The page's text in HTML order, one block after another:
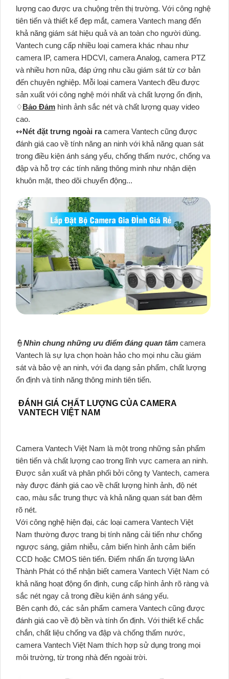
lượng cao được ưa chuộng trên thị trường. Với công nghệ
tiên tiến và thiết kế đẹp mắt, camera Vantech mang đến
khả năng giám sát hiệu quả và an toàn cho người dùng.
Vantech cung cấp nhiều loại camera khác nhau như
camera IP, camera HDCVI, camera Analog, camera PTZ
và nhiều hơn nữa, đáp ứng nhu cầu giám sát từ cơ bản
đến chuyên nghiệp. Mỗi loại camera Vantech đều được
sản xuất với công nghệ mới nhất và chất lượng ổn định,
♢Bảo Đảm hình ảnh sắc nét và chất lượng quay video
cao.
↭Nét đặt trưng ngoài racamera Vantech cũng được
đánh giá cao về tính năng an ninh với khả năng quan sát
trong điều kiện ánh sáng yếu, chống thấm nước, chống va
đập và hỗ trợ các tính năng thông minh như nhận diện
khuôn mặt, theo dõi chuyển động...
👮Nhìn chung những ưu điểm đáng quan tâm camera
Vantech là sự lựa chọn hoàn hảo cho mọi nhu cầu giám
sát và bảo vệ an ninh, với đa dạng sản phẩm, chất lượng
ổn định và tính năng thông minh tiên tiến.
ĐÁNH GIÁ CHẤT LƯỢNG CỦA CAMERA
VANTECH VIỆT NAM
Camera Vantech Việt Nam là một trong những sản phẩm
tiên tiến và chất lượng cao trong lĩnh vực camera an ninh.
Được sản xuất và phân phối bởi công ty Vantech, camera
này được đánh giá cao về chất lượng hình ảnh, độ nét
cao, màu sắc trung thực và khả năng quan sát ban đêm
rõ nét.
Với công nghệ hiện đại, các loại camera Vantech Việt
Nam thường được trang bị tính năng cải tiến như chống
ngược sáng, giảm nhiễu, cảm biến hình ảnh cảm biến
CCD hoặc CMOS tiên tiến. Điểm nhấn ấn tượng làAn
Thành Phát có thể nhận biết camera Vantech Việt Nam có
khả năng hoạt động ổn định, cung cấp hình ảnh rõ ràng và
sắc nét ngay cả trong điều kiện ánh sáng yếu.
Bên cạnh đó, các sản phẩm camera Vantech cũng được
đánh giá cao về độ bền và tính ổn định. Với thiết kế chắc
chắn, chất liệu chống va đập và chống thấm nước,
camera Vantech Việt Nam thích hợp sử dụng trong mọi
môi trường, từ trong nhà đến ngoài trời.